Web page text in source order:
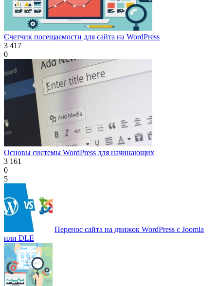
Счетчик посещаемости для сайта на WordPress
3 417
0
Основы системы WordPress для начинающих
3 161
0
5
Перенос сайта на движок WordPress с Joomla
или DLE